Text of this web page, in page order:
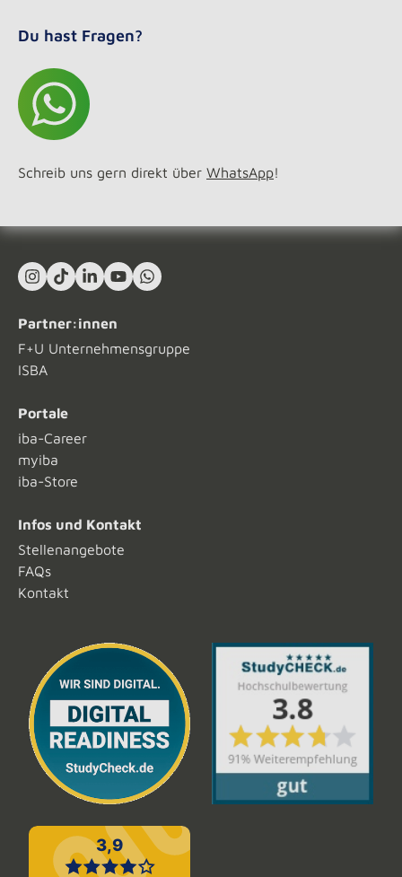
Du hast Fragen?
Schreib uns gern direkt über WhatsApp!
Instagram
TikTokLinkedIn In
YouTubeWhat's App
Partner:innen
F+U Unternehmensgruppe
ISBA
Portale
iba-Career
myiba
iba-Store
Infos und Kontakt
Stellenangebote
FAQs
Kontakt